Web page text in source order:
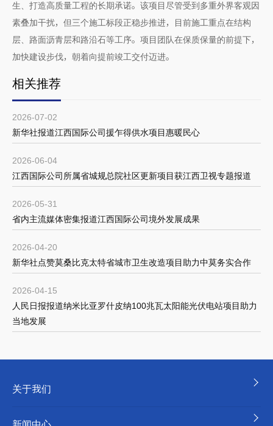
生、打造高质量工程的长期承诺。该项目尽管受到多重外界客观因
素叠加干扰，但三个施工标段正稳步推进，目前施工重点在结构
层、路面沥青层和路沿石等工序。项目团队在保质保量的前提下，
加快建设步伐，朝着向提前竣工交付迈进。
相关推荐
2026-07-02
新华社报道江西国际公司援乍得供水项目惠暖民心
2026-06-04
江西国际公司所属省城规总院社区更新项目获江西卫视专题报道
2026-05-31
省内主流媒体密集报道江西国际公司境外发展成果
2026-04-20
新华社点赞莫桑比克太特省城市卫生改造项目助力中莫务实合作
2026-04-15
人民日报报道纳米比亚罗什皮纳100兆瓦太阳能光伏电站项目助力
当地发展
关于我们